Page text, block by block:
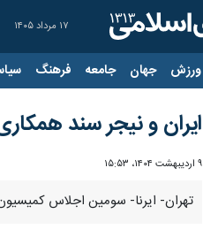
۱۷ مرداد ۱۴۰۵
ورزش جهان جامعه فرهنگ
ایران و نیجر سند
۹ اردیبهشت ۱۴۰۴، ۱۵:۵۳